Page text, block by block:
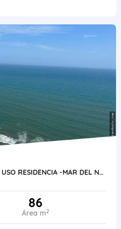
ALQUILER APARTAMENTO USO RESIDENCIA -MAR DEL NORTE- CARTAGENA
86
Área m2